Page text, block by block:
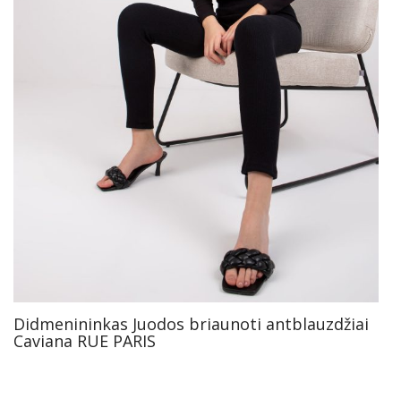
Didmenininkas Juodos briaunoti antblauzdžiai
Caviana RUE PARIS